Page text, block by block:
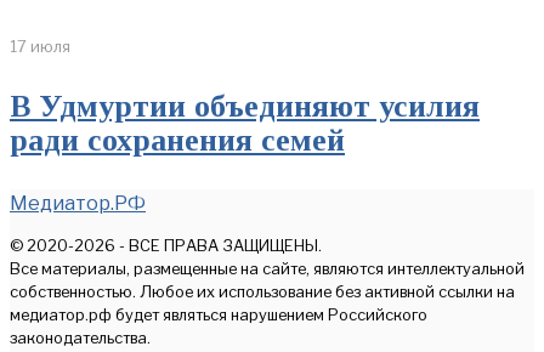
17 июля
В Удмуртии объединяют усилия
ради сохранения семей
Медиатор.РФ
© 2020-2026 - ВСЕ ПРАВА ЗАЩИЩЕНЫ.
Все материалы, размещенные на сайте, являются интеллектуальной
собственностью. Любое их использование без активной ссылки на
медиатор.рф будет являться нарушением Российского
законодательства.